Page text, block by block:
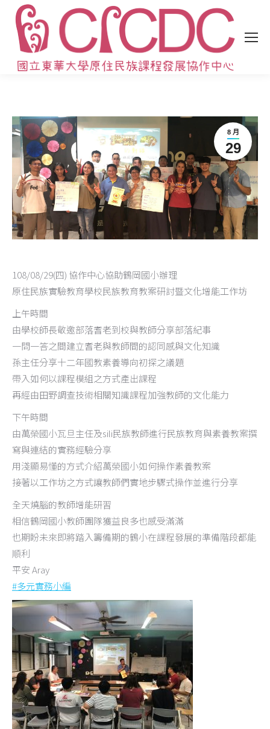
8 月
29
108/08/29(四) 協作中心協助鶴岡國小辦理
原住民族實驗教育學校民族教育教案研討暨文化增能工作坊
上午時間
由學校師長敬邀部落耆老到校與教師分享部落紀事
一問一答之間建立耆老與教師間的認同感與文化知識
孫主任分享十二年國教素養導向初探之議題
帶入如何以課程模組之方式產出課程
再經由田野調查技術相關知識課程加強教師的文化能力
下午時間
由萬榮國小瓦旦主任及sili民族教師進行民族教育與素養教案撰
寫與連結的實務經驗分享
用淺顯易懂的方式介紹萬榮國小如何操作素養教案
接著以工作坊之方式讓教師們實地步驟式操作並進行分享
全天燒腦的教師增能研習
相信鶴岡國小教師團隊獲益良多也感受滿滿
也期盼未來即將踏入籌備期的鶴小在課程發展的準備階段都能
順利
平安 Aray
#多元實務小編